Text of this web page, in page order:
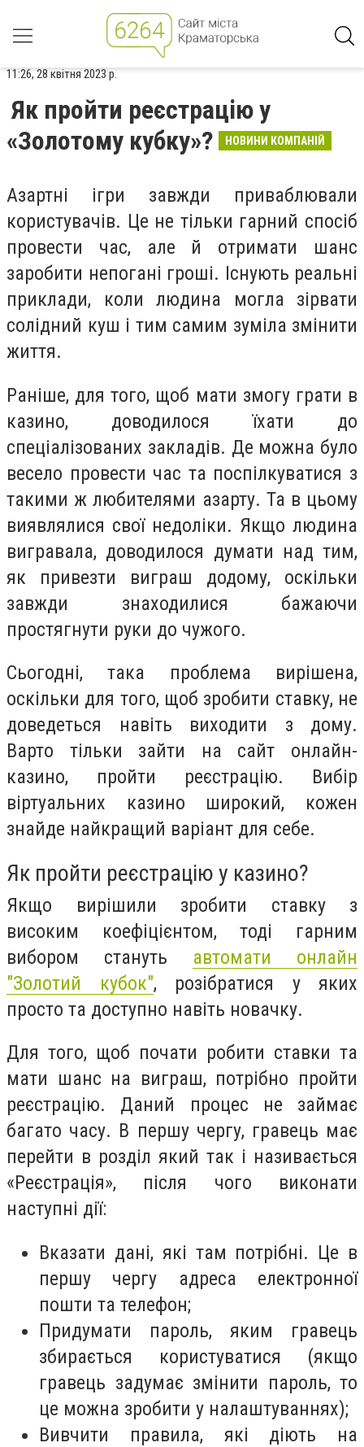
11:26, 28 квітня 2023 р.
Як пройти реєстрацію у
«Золотому кубку»?
НОВИНИ КОМПАНІЙ
Азартні ігри завжди приваблювали
користувачів. Це не тільки гарний спосіб
провести час, але й отримати шанс
заробити непогані гроші. Існують реальні
приклади, коли людина могла зірвати
солідний куш і тим самим зуміла змінити
життя.
Раніше, для того, щоб мати змогу грати в
казино, доводилося їхати до
спеціалізованих закладів. Де можна було
весело провести час та поспілкуватися з
такими ж любителями азарту. Та в цьому
виявлялися свої недоліки. Якщо людина
вигравала, доводилося думати над тим,
як привезти виграш додому, оскільки
завжди знаходилися бажаючи
простягнути руки до чужого.
Сьогодні, така проблема вирішена,
оскільки для того, щоб зробити ставку, не
доведеться навіть виходити з дому.
Варто тільки зайти на сайт онлайн-
казино, пройти реєстрацію. Вибір
віртуальних казино широкий, кожен
знайде найкращий варіант для себе.
Як пройти реєстрацію у казино?
Якщо вирішили зробити ставку з
високим коефіцієнтом, тоді гарним
вибором стануть автомати онлайн
"Золотий кубок", розібратися у яких
просто та доступно навіть новачку.
Для того, щоб почати робити ставки та
мати шанс на виграш, потрібно пройти
реєстрацію. Даний процес не займає
багато часу. В першу чергу, гравець має
перейти в розділ який так і називається
«Реєстрація», після чого виконати
наступні дії:
Вказати дані, які там потрібні. Це в
першу чергу адреса електронної
пошти та телефон;
Придумати пароль, яким гравець
збирається користуватися (якщо
гравець задумає змінити пароль, то
це можна зробити у налаштуваннях);
Вивчити правила, які діють на